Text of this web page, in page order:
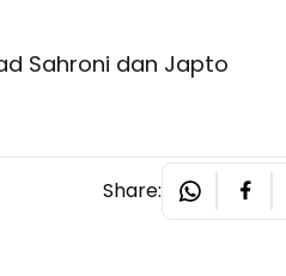
Sahroni dan Japto
Share: